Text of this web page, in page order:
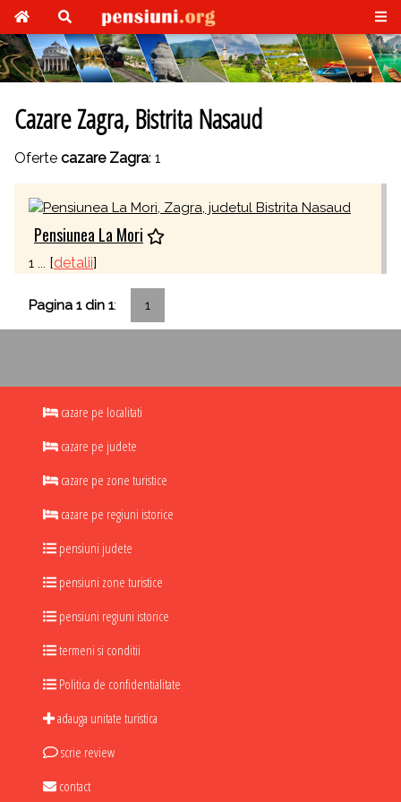
Cazare Zagra, Bistrita Nasaud
Oferte cazare Zagra: 1
Pensiunea La Mori
1 ... [detalii]
Pagina 1 din 1: 1
cazare pe localitati
cazare pe judete
cazare pe zone turistice
cazare pe regiuni istorice
pensiuni judete
pensiuni zone turistice
pensiuni regiuni istorice
termeni si conditii
Politica de confidentialitate
adauga unitate turistica
scrie review
contact